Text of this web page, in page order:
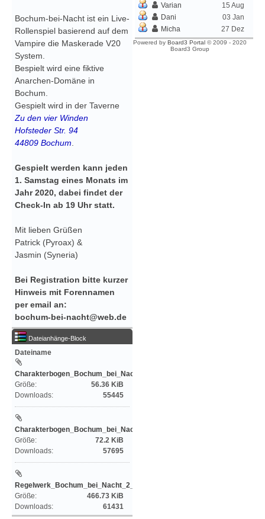
Bochum-bei-Nacht ist ein Live-
Rollenspiel basierend auf dem
Vampire die Maskerade V20
System.
Bespielt wird eine fiktive
Anarchen-Domäne in
Bochum.
Gespielt wird in der Taverne
Zu den vier Winden
Hofsteder Str. 94
44809 Bochum
Gespielt werden kann jeden
1. Samstag eines Monats im
Jahr 2020, dabei findet der
Check-In ab 19 Uhr statt.
Mit lieben Grüßen
Patrick (Pyroax) &
Jasmin (Syneria)
Bei Registration bitte kurzer
Hinweis mit Forennamen
per email an:
bochum-bei-nacht@web.de
Dateianhänge-Block
Dateiname
Charakterbogen_Bochum_bei_Nacht_edit
Größe:
56.36 KiB
Downloads:
55445
Charakterbogen_Bochum_bei_Nacht_2Auflage_2...
Größe:
72.2 KiB
Downloads:
57695
Regelwerk_Bochum_bei_Nacht_2_Auflage_201701
Größe:
466.73 KiB
Downloads:
61431
Varian
15 Aug
Dani
03 Jan
Micha
27 Dez
Powered by Board3 Portal © 2009 - 2020
Board3 Group